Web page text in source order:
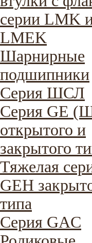
серии LMK
LMEK
Шарнирные
подшипники
Cерия ШСЛ
Серия GE
открытого и
закрытого
Тяжелая
GEH
типа
Серия GAC